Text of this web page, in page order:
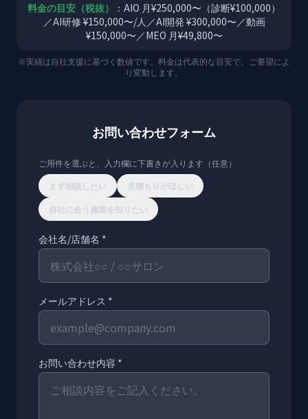
料金の目安（税抜）
：AIO 月¥250,000〜（診断¥100,000）
／AI研修 ¥150,000〜/人／AI開発 ¥300,000〜／動画
¥150,000〜／MEO 月¥49,800〜
※実績は自社支援に基づく数値です。料金は代表的な目安で、ご要望によ
り変動します。
お問い合わせフォーム
ご用件を選ぶと、入力欄に下書きが入ります（任意）
まず相談したい
見積もりがほしい
自社に合う施策を知りたい
会社名/店舗名 *
メールアドレス *
お問い合わせ内容 *